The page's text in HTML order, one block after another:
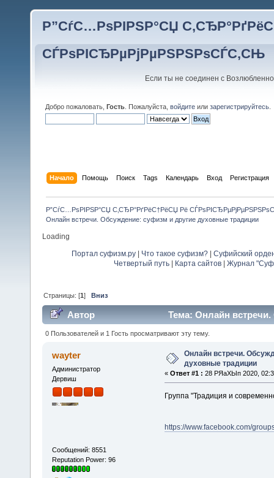
Р”СѓС…РѕРІРЅР°СЏ
СЃРѕРІСЂРµРјРµРЅРЅРѕСЃС‚СЊ
Если ты не соединен с
Добро пожаловать, Гость . Пожалуйста, войдите или зарегистрируйтесь
Начало Помощь Поиск Tags Календарь Вход Регистрация
Р”СѓС…РѕРІРЅР°СЏ С‚СЂР°РґРёС†РёСЏ Рё
Онлайн встречи. Обсуждение: суфизм и другие духовные традиции
Loading
Портал суфизм.ру Что такое суфизм?
Суфийский
Четвертый путь| Карта сайтов| Журнал
Страницы: [1] Вниз
Автор
Тема: Онлайн
(Прочитано 21210 раз)
0 Пользователей и 1 Гость просматривают эту тему.
wayter
Администратор
Дервиш
Сообщений: 8551
Reputation Power: 96
Онлайн встречи.
духовные традиции
« Ответ #1 : 28 РЯаХЫп 2020,
Группа "Традиция и
https://www.facebook.com/